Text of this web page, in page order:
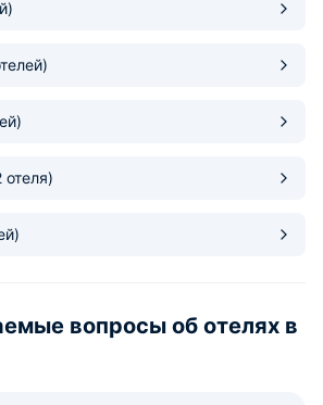
азовское
Подкреплю
отеля)
вопросы об отелях в